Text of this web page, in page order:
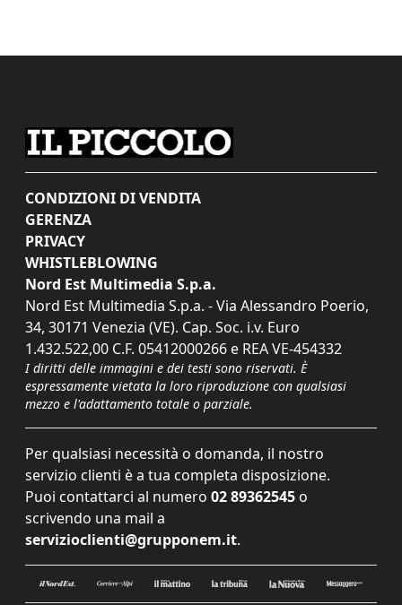
CONDIZIONI DI VENDITA
GERENZA
PRIVACY
WHISTLEBLOWING
Nord Est Multimedia S.p.a.
Nord Est Multimedia S.p.a. - Via Alessandro Poerio,
34, 30171 Venezia (VE). Cap. Soc. i.v. Euro
1.432.522,00 C.F. 05412000266 e REA VE-454332
I diritti delle immagini e dei testi sono riservati. È
espressamente vietata la loro riproduzione con qualsiasi
mezzo e l'adattamento totale o parziale.
Per qualsiasi necessità o domanda, il nostro
servizio clienti è a tua completa disposizione.
Puoi contattarci al numero 02 89362545 o
scrivendo una mail a
servizioclienti@grupponem.it.